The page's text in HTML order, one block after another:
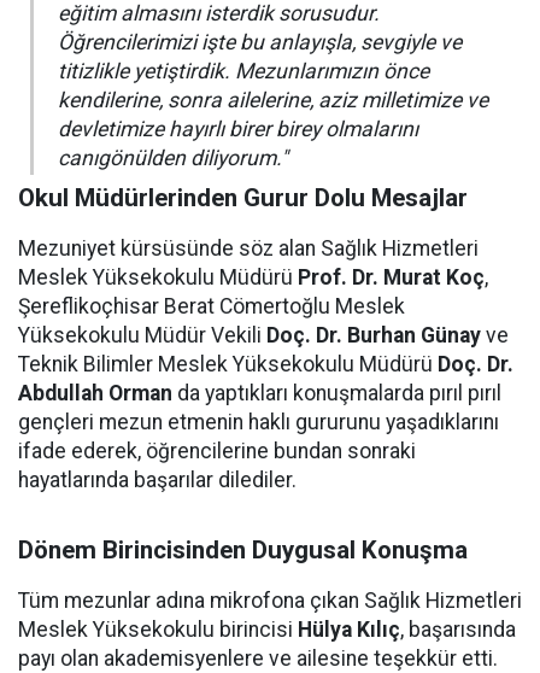
eğitim almasını isterdik sorusudur.
Öğrencilerimizi işte bu anlayışla, sevgiyle ve
titizlikle yetiştirdik. Mezunlarımızın önce
kendilerine, sonra ailelerine, aziz milletimize ve
devletimize hayırlı birer birey olmalarını
canıgönülden diliyorum."
Okul Müdürlerinden Gurur Dolu Mesajlar
Mezuniyet kürsüsünde söz alan Sağlık Hizmetleri
Meslek Yüksekokulu Müdürü Prof. Dr. Murat Koç,
Şereflikoçhisar Berat Cömertoğlu Meslek
Yüksekokulu Müdür Vekili Doç. Dr. Burhan Günay ve
Teknik Bilimler Meslek Yüksekokulu Müdürü Doç. Dr.
Abdullah Orman da yaptıkları konuşmalarda pırıl pırıl
gençleri mezun etmenin haklı gururunu yaşadıklarını
ifade ederek, öğrencilerine bundan sonraki
hayatlarında başarılar dilediler.
Dönem Birincisinden Duygusal Konuşma
Tüm mezunlar adına mikrofona çıkan Sağlık Hizmetleri
Meslek Yüksekokulu birincisi Hülya Kılıç, başarısında
payı olan akademisyenlere ve ailesine teşekkür etti.